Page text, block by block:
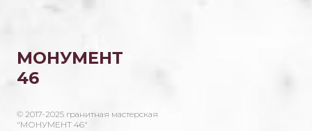
МОНУМЕНТ
46
© 2017-2025 гранитная мастерская
"МОНУМЕНТ 46"